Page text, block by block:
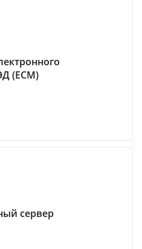
(ECM)
сервер